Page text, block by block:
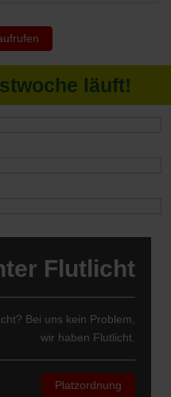
läuft!
Flutlicht
Bei uns kein Problem,
wir haben Flutlicht.
Platzordnung